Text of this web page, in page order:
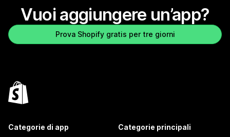
Vuoi aggiungere un’app?
Prova Shopify gratis per tre giorni
Categorie di app Categorie principali